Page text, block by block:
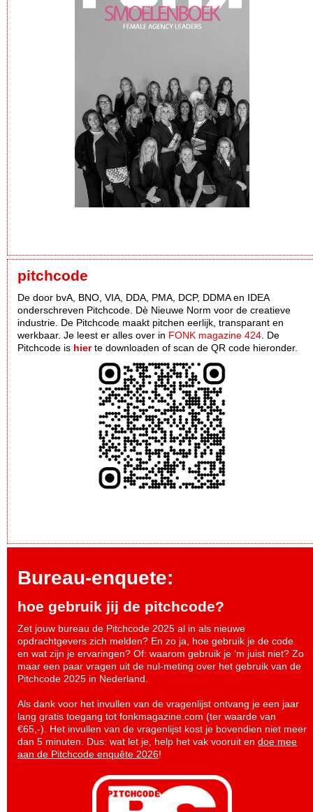
pitchcode
De door bvA, BNO, VIA, DDA, PMA, DCP, DDMA en IDEA
onderschreven Pitchcode. Dè Nieuwe Norm voor de creatieve
industrie. De Pitchcode maakt pitchen eerlijk, transparant en
werkbaar. Je leest er alles over in FONK magazine 424 . De
Pitchcode is hierte downloaden of scan de QR code hieronder.
Bureau-enquete:
hoe gebruik jij de pitchcode?
Zet jouw bureau de Pitchcode 2025 al in als nieuwe
opdrachtgevers zich melden? En zo ja, hoe gebruik je de code
en wat zijn je ervaringen? Of: waarom gebruik je ‘m juist niet? Zo
maar een paar vragen uit de nul-meting over het gebruik van de
Pitchcode 2025 in Nederland.
Als dank voor het invullen van de vragenlijst ontvang je een jaar
lang gratis toegang tot fonkmagazine.com (ter waarde van
€65,-). Het invullen van de vragenlijst kost je bovendien niet meer
dan 5 minuten. Dus: wat let je, help het vak vooruit en doe mee
aan de Pitchcode enquête 2026!